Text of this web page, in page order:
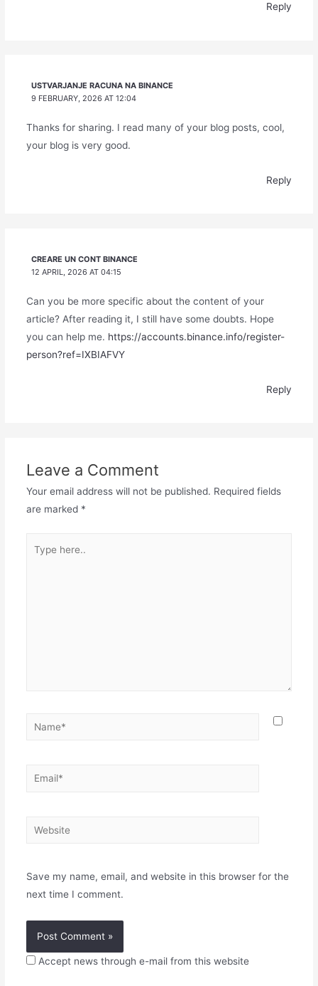
Reply
USTVARJANJE RACUNA NA BINANCE
9 FEBRUARY, 2026 AT 12:04
Thanks for sharing. I read many of your blog posts, cool,
your blog is very good.
Reply
CREARE UN CONT BINANCE
12 APRIL, 2026 AT 04:15
Can you be more specific about the content of your
article? After reading it, I still have some doubts. Hope
you can help me. https://accounts.binance.info/register-
person?ref=IXBIAFVY
Reply
Leave a Comment
Your email address will not be published. Required fields
are marked *
here..
Name*
Email*
Website
Save my name, email, and website in this browser for the
next time I comment.
Accept news through e-mail from this website